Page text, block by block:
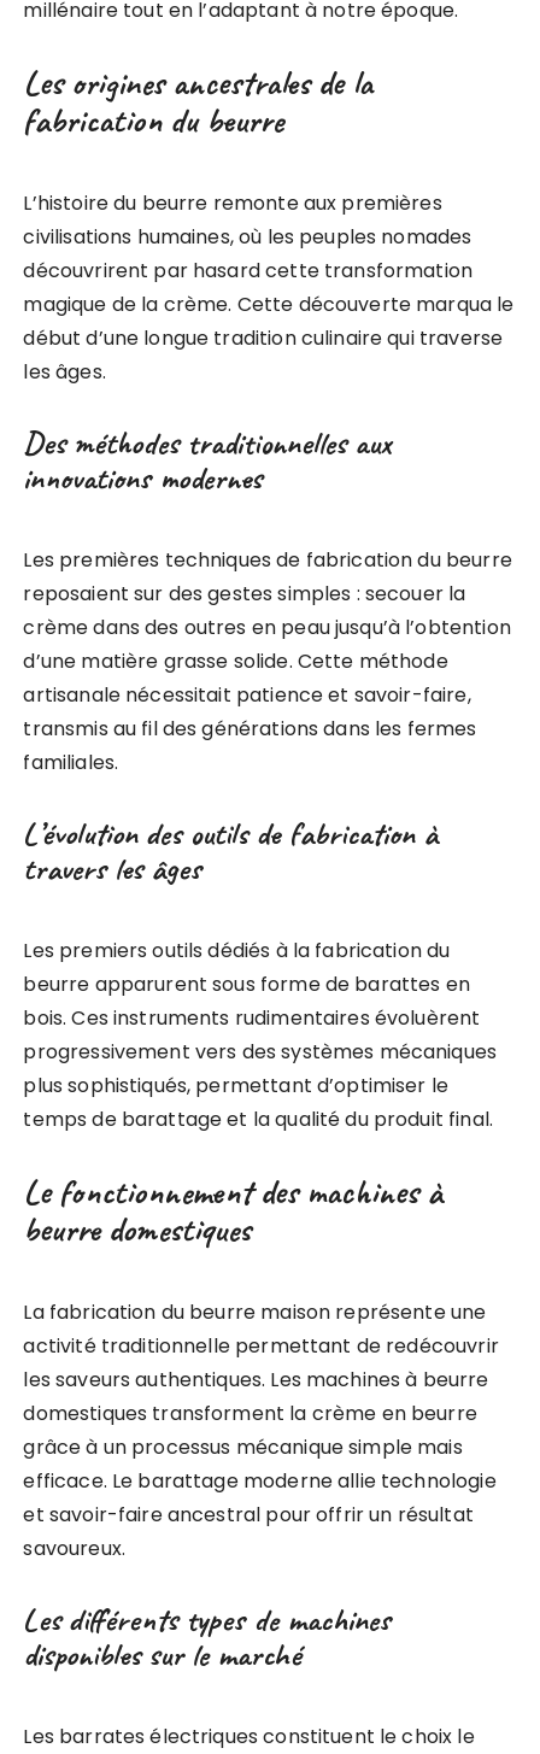
millénaire tout en l’adaptant à notre époque.
Les origines ancestrales de la
fabrication du beurre
L’histoire du beurre remonte aux premières
civilisations humaines, où les peuples nomades
découvrirent par hasard cette transformation
magique de la crème. Cette découverte marqua le
début d’une longue tradition culinaire qui traverse
les âges.
Des méthodes traditionnelles aux
innovations modernes
Les premières techniques de fabrication du beurre
reposaient sur des gestes simples : secouer la
crème dans des outres en peau jusqu’à l’obtention
d’une matière grasse solide. Cette méthode
artisanale nécessitait patience et savoir-faire,
transmis au fil des générations dans les fermes
familiales.
L’évolution des outils de fabrication à
travers les âges
Les premiers outils dédiés à la fabrication du
beurre apparurent sous forme de barattes en
bois. Ces instruments rudimentaires évoluèrent
progressivement vers des systèmes mécaniques
plus sophistiqués, permettant d’optimiser le
temps de barattage et la qualité du produit final.
Le fonctionnement des machines à
beurre domestiques
La fabrication du beurre maison représente une
activité traditionnelle permettant de redécouvrir
les saveurs authentiques. Les machines à beurre
domestiques transforment la crème en beurre
grâce à un processus mécanique simple mais
efficace. Le barattage moderne allie technologie
et savoir-faire ancestral pour offrir un résultat
savoureux.
Les différents types de machines
disponibles sur le marché
Les barrates électriques constituent le choix le